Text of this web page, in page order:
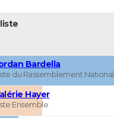
Bardella
du Rassemblement National
Hayer
Ensemble